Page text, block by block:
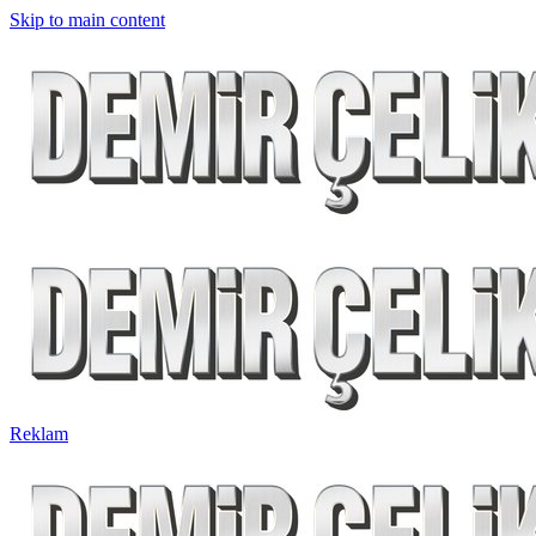
Skip to main content
Reklam